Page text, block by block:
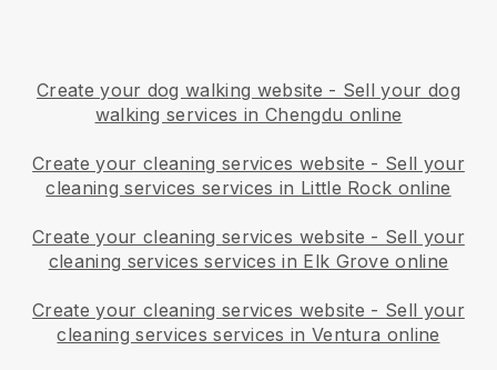
Create your dog walking website - Sell your dog
walking services in Chengdu online
Create your cleaning services website - Sell your
cleaning services services in Little Rock online
Create your cleaning services website - Sell your
cleaning services services in Elk Grove online
Create your cleaning services website - Sell your
cleaning services services in Ventura online